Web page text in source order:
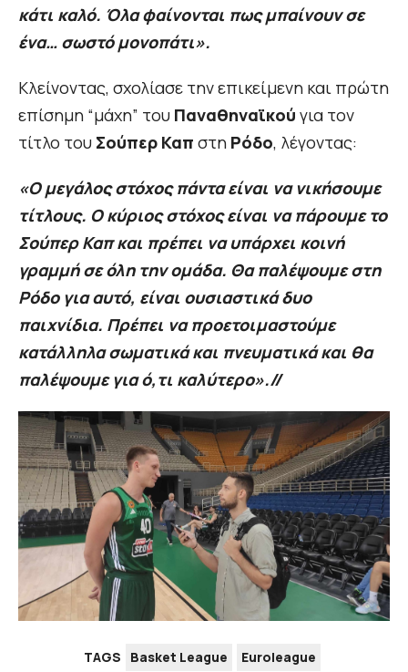
κάτι καλό. Όλα φαίνονται πως μπαίνουν σε
ένα… σωστό μονοπάτι».
Κλείνοντας, σχολίασε την επικείμενη και πρώτη
επίσημη “μάχη” του Παναθηναϊκού για τον
τίτλο του Σούπερ Καπ στη Ρόδο, λέγοντας:
«Ο μεγάλος στόχος πάντα είναι να νικήσουμε
τίτλους. Ο κύριος στόχος είναι να πάρουμε το
Σούπερ Καπ και πρέπει να υπάρχει κοινή
γραμμή σε όλη την ομάδα. Θα παλέψουμε στη
Ρόδο για αυτό, είναι ουσιαστικά δυο
παιχνίδια. Πρέπει να προετοιμαστούμε
κατάλληλα σωματικά και πνευματικά και θα
παλέψουμε για ό,τι καλύτερο».//
TAGS Basket League Euroleague